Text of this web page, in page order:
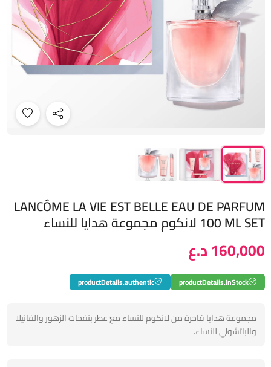
LANCÔME LA VIE EST BELLE EAU DE PARFUM
100 ML SET لانكوم مجموعة هدايا للنساء
160,000 د.ع
productDetails.inStock
productDetails.authentic
مجموعة هدايا فاخرة من لانكوم للنساء مع عطر بنفحات الزهور والفانيلا
والباتشولي للنساء.